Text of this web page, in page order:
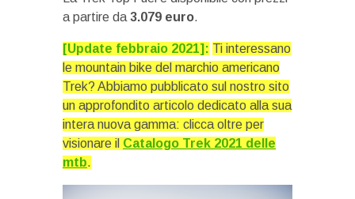
a partire da 3.079 euro.
[Update febbraio 2021]: Ti interessano
le mountain bike del marchio americano
Trek? Abbiamo pubblicato sul nostro sito
un approfondito articolo dedicato alla sua
intera nuova gamma: clicca oltre per
visionare il Catalogo Trek 2021 delle
mtb.